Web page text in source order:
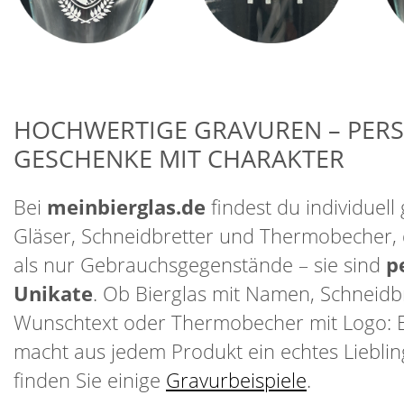
HOCHWERTIGE GRAVUREN –
GESCHENKE MIT CHARAKTER
Bei meinbierglas.de findest du individuell
Gläser, Schneidbretter und
als nur Gebrauchsgegenstände – sie sind
Unikate. Ob Bierglas mit Namen,
Wunschtext oder Thermobecher mit Logo:
macht aus jedem Produkt ein echtes
finden Sie einige Gravurbeispiele.